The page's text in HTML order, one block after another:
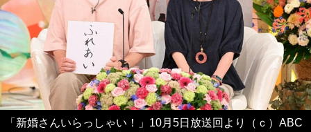
「新婚さんいらっしゃい！」10月5日放送回より（ｃ）ABC